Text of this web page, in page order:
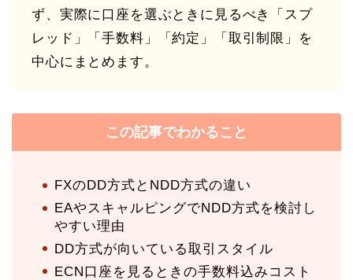
ず、実際に口座を選ぶときに見るべき「スプ
レッド」「手数料」「約定」「取引制限」を
中心にまとめます。
この記事でわかること
FXのDD方式とNDD方式の違い
EAやスキャルピングでNDD方式を検討し
やすい理由
DD方式が向いている取引スタイル
ECN口座を見るときの手数料込みコスト